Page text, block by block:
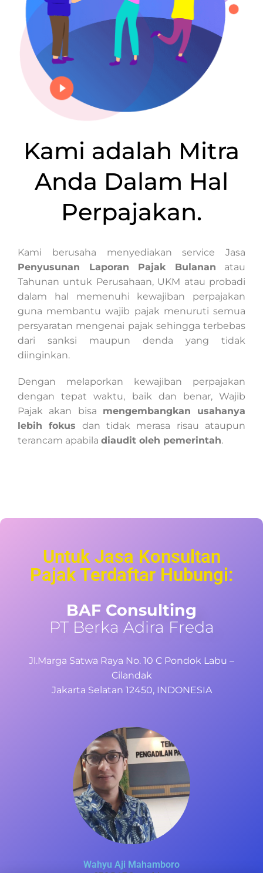
Kami adalah Mitra
Anda Dalam Hal
Perpajakan.
Kami berusaha menyediakan service Jasa
Penyusunan Laporan Pajak Bulanan atau
Tahunan untuk Perusahaan, UKM atau probadi
dalam hal memenuhi kewajiban perpajakan
guna membantu wajib pajak menuruti semua
persyaratan mengenai pajak sehingga terbebas
dari sanksi maupun denda yang tidak
diinginkan.
Dengan melaporkan kewajiban perpajakan
dengan tepat waktu, baik dan benar, Wajib
Pajak akan bisa mengembangkan usahanya
lebih fokus dan tidak merasa risau ataupun
terancam apabila diaudit oleh pemerintah.
Untuk Jasa Konsultan
Pajak Terdaftar Hubungi:
BAF Consulting
PT Berka Adira Freda
Jl.Marga Satwa Raya No. 10 C Pondok Labu –
Cilandak
Jakarta Selatan 12450, INDONESIA
Wahyu Aji Mahamboro